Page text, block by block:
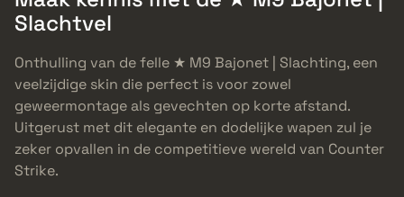
Slachtvel
Onthulling van de felle ★ M9 Bajonet | Slachting, een
veelzijdige skin die perfect is voor zowel
geweermontage als gevechten op korte afstand.
Uitgerust met dit elegante en dodelijke wapen zul je
zeker opvallen in de competitieve wereld van Counter
Strike.